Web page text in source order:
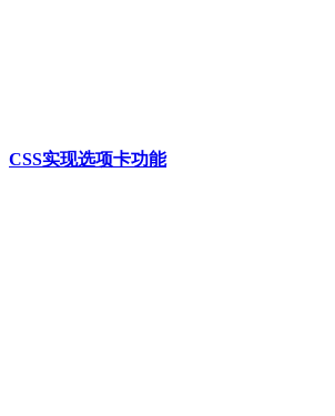
CSS实现选项卡功能